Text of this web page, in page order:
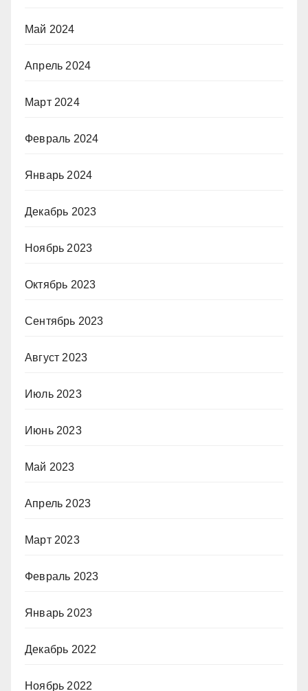
Май 2024
Апрель 2024
Март 2024
Февраль 2024
Январь 2024
Декабрь 2023
Ноябрь 2023
Октябрь 2023
Сентябрь 2023
Август 2023
Июль 2023
Июнь 2023
Май 2023
Апрель 2023
Март 2023
Февраль 2023
Январь 2023
Декабрь 2022
Ноябрь 2022